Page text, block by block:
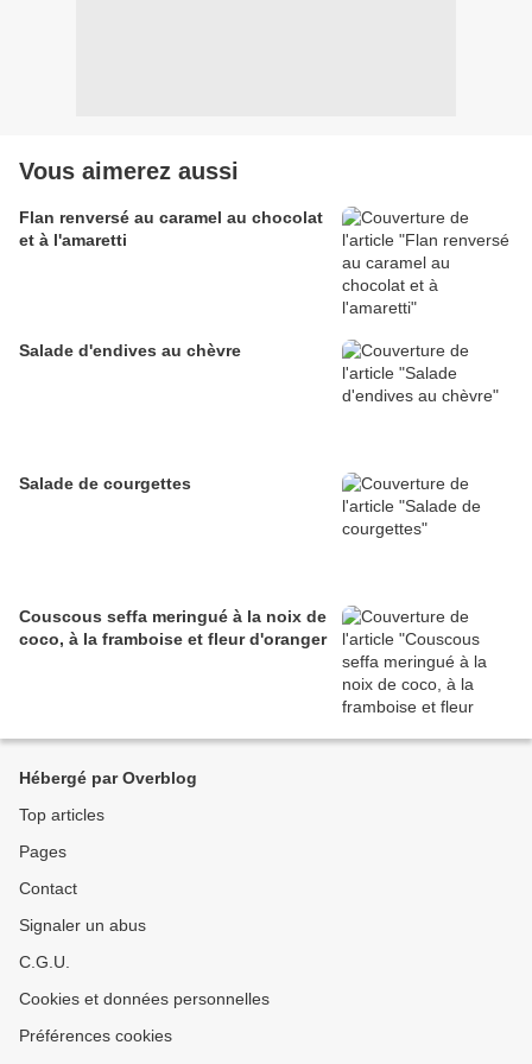
Vous aimerez aussi
Flan renversé au caramel au chocolat
et à l'amaretti
Salade d'endives au chèvre
Salade de courgettes
Couscous seffa meringué à la noix de
coco, à la framboise et fleur d'oranger
Hébergé par Overblog
Top articles
Pages
Contact
Signaler un abus
C.G.U.
Cookies et données personnelles
Préférences cookies